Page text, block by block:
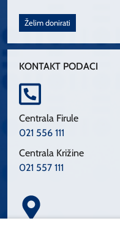
Želim donirati
KONTAKT PODACI
Centrala Firule
021 556 111
Centrala Križine
021 557 111